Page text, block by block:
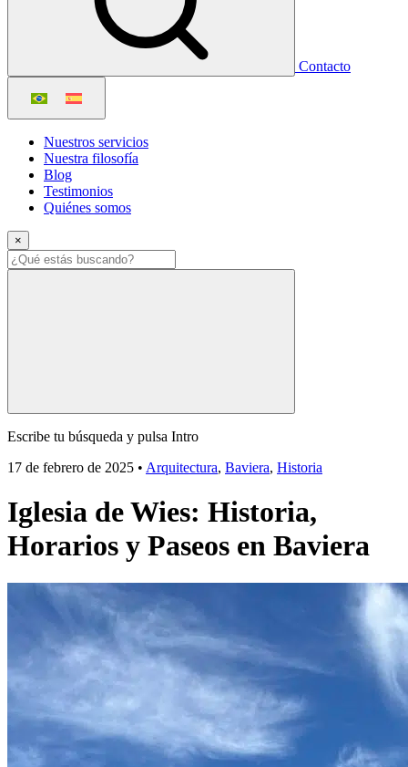
Contacto
Nuestros servicios
Nuestra filosofía
Blog
Testimonios
Quiénes somos
×
Escribe tu búsqueda y pulsa Intro
17 de febrero de 2025 • Arquitectura, Baviera, Historia
Iglesia de Wies: Historia,
Horarios y Paseos en Baviera